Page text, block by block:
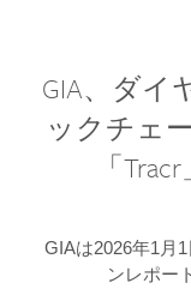
GIA、ダイ
ックチェ
「
GIAは2026年1月
ンレポー